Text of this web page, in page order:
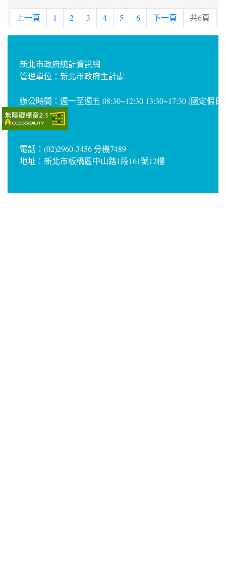
上一頁 1 2 3 4 5 6 下一頁 共6頁
新北市政府統計資訊網
管理單位：新北市政府主計處
辦公時間：週一至週五 08:30~12:30 13:30~17:30 (國定假日
電話：(02)2960-3456 分機7489
地址：新北市板橋區中山路1段161號12樓